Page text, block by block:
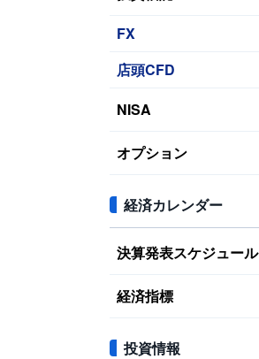
FX
店頭CFD
NISA
オプション
経済カレンダー
決算発表スケジュール
経済指標
投資情報